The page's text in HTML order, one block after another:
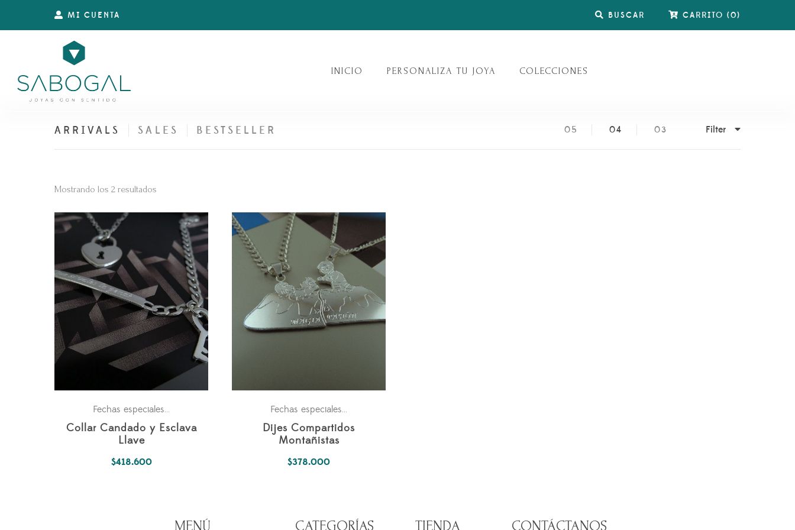
MI CUENTA BUSCAR CARRITO (0)
INICIO PERSONALIZA TU JOYA COLECCIONES
ARRIVALS SALES BESTSELLER 05 04 03 Filter
Mostrando los 2 resultados
últimos
Fechas especiales
,Para los dos ,Parejas
Collar Candado y Esclava
Llave
$418.600
Fechas especiales
,Para los dos
Dijes Compartidos
Montañistas
$378.000
MENÚ CATEGORÍAS TIENDA CONTÁCTANOS